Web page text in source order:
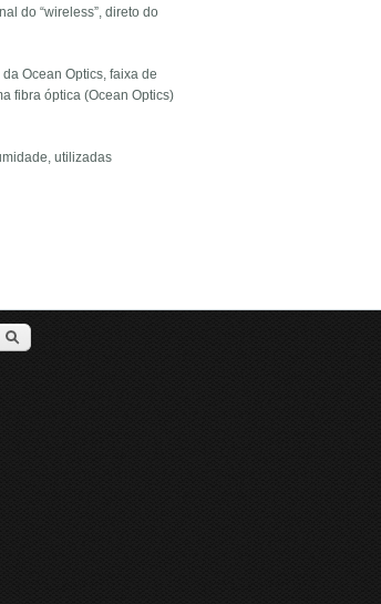
do “wireless”, direto do
Ocean Optics, faixa de
fibra óptica (Ocean Optics)
utilizadas
Search